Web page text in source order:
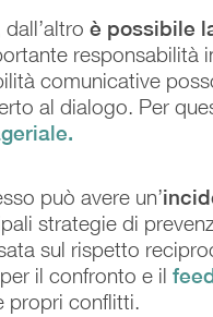
è possibile
comunicative
al dialogo. Per
può avere un’
strategie di
sul rispetto
il confronto e il
propri conflitti.